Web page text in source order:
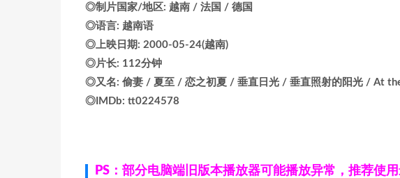
◎制片国家/地区: 越南 / 法国 / 德国
◎语言: 越南语
◎上映日期: 2000-05-24(越南)
◎片长: 112分钟
◎又名: 偷妻 / 夏至 / 恋之初夏 / 垂直日光 / 垂直照射的阳光 / At
◎IMDb: tt0224578
PS：部分电脑端旧版本播放器可能播放异常，推荐使